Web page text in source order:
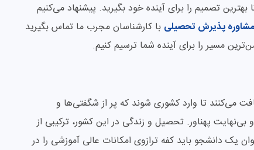
تصمیم را برای آینده خود بگیرید. پیشنهاد می‌کنیم
مشاوره پذیرش تحصیلی با کارشناسان مجرب ما تماس بگیرید
مسیر را برای آینده شما ترسیم کنیم.
می‌کنند تا وارد کشوری شوند که پر از شگفتی‌ها و
پهناور. تحصیل و زندگی در این کشور، ترکیبی از
دانشجو باید کفه ترازوی امکانات عالی آموزشی را در